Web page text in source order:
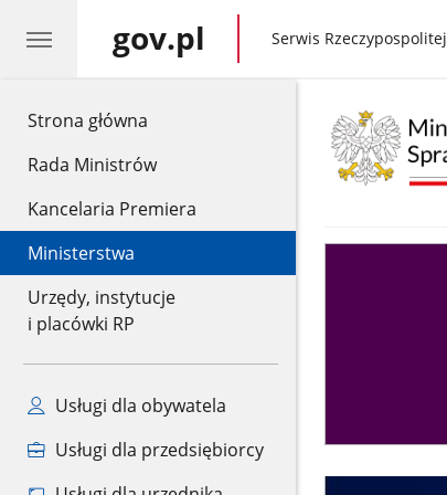
Strona główna
Rada Ministrów
Kancelaria Premiera
Ministerstwa
Urzędy, instytucje
i placówki RP
Usługi dla obywatela
Usługi dla przedsiębiorcy
gov.pl gov.pl
Serwis